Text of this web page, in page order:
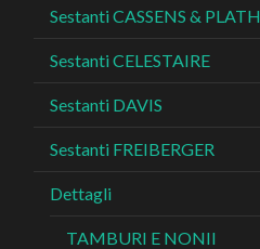
Sestanti CASSENS & PLATH
Sestanti CELESTAIRE
Sestanti DAVIS
Sestanti FREIBERGER
Dettagli
TAMBURI E NONII